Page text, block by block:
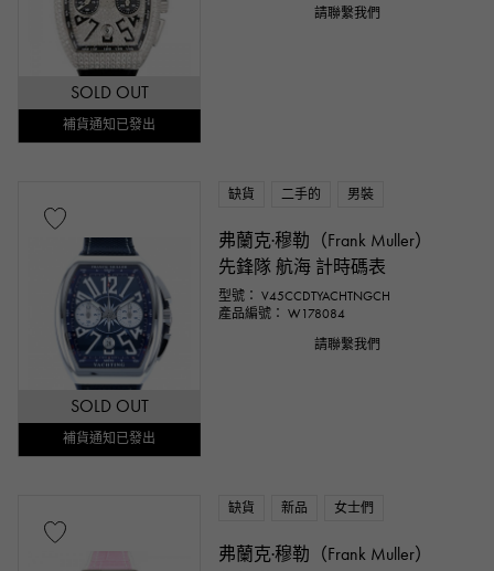
SOLD OUT
補貨通知已發出
請聯繫我們
SOLD OUT
補貨通知已發出
缺貨 二手的 男裝
弗蘭克·穆勒（Frank Muller）
先鋒隊 航海 計時碼表
型號： V45CCDTYACHTNGCH
產品編號： W178084
請聯繫我們
缺貨 新品 女士們
弗蘭克·穆勒（Frank Muller）